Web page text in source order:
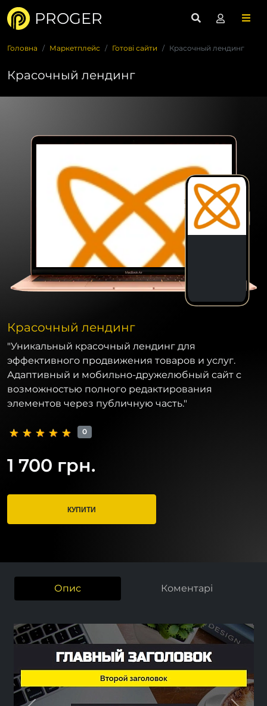
PROGER
Головна Маркетплейс Готові сайти Красочный лендинг
Красочный лендинг
Красочный лендинг
"Уникальный красочный лендинг для
эффективного продвижения товаров и услуг.
Адаптивный и мобильно-дружелюбный сайт с
возможностью полного редактирования
элементов через публичную часть."
0
1 700 грн.
КУПИТИ
Опис Коментарі